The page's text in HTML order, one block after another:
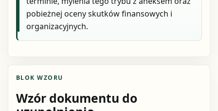
pobieżnej oceny skutków finansowych i
organizacyjnych.
BLOK WZORU
Wzór dokumentu do